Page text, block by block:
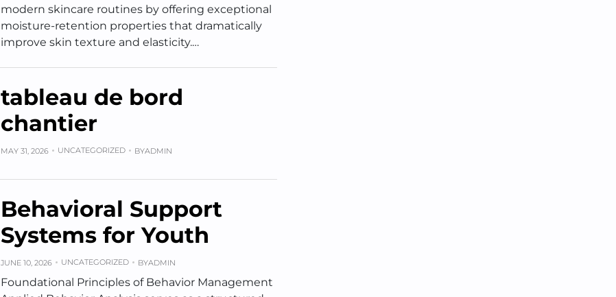
modern skincare routines by offering exceptional
moisture-retention properties that dramatically
improve skin texture and elasticity.…
tableau de bord
chantier
MAY 31, 2026 UNCATEGORIZED BYADMIN
Behavioral Support
Systems for Youth
JUNE 10, 2026 UNCATEGORIZED BYADMIN
Foundational Principles of Behavior Management